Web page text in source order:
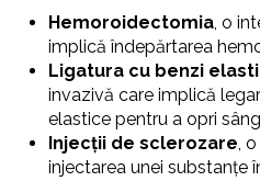
Hemoroidectomia , o
implică îndepărtarea
Ligatura cu benzi
invazivă care implică
elastice pentru a opri
Injecții de sclerozare ,
injectarea unei substanțe